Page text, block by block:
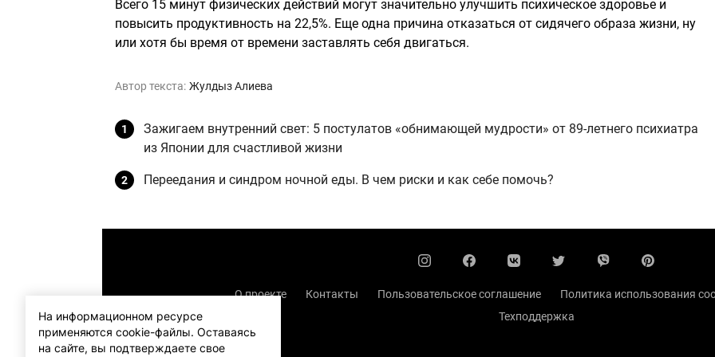
Всего 15 минут физических действий могут значительно улучшить психическое здоровье и
повысить продуктивность на 22,5%. Еще одна причина отказаться от сидячего образа жизни, ну
или хотя бы время от времени заставлять себя двигаться.
Автор текста: Жулдыз Алиева
Зажигаем внутренний свет: 5 постулатов «обнимающей мудрости» от 89-летнего психиатра
из Японии для счастливой жизни
Переедания и синдром ночной еды. В чем риски и как себе помочь?
О проекте Контакты Пользовательское соглашение Политика использования
Техподдержка
На информационном ресурсе
применяются cookie-файлы. Оставаясь
на сайте, вы подтверждаете свое